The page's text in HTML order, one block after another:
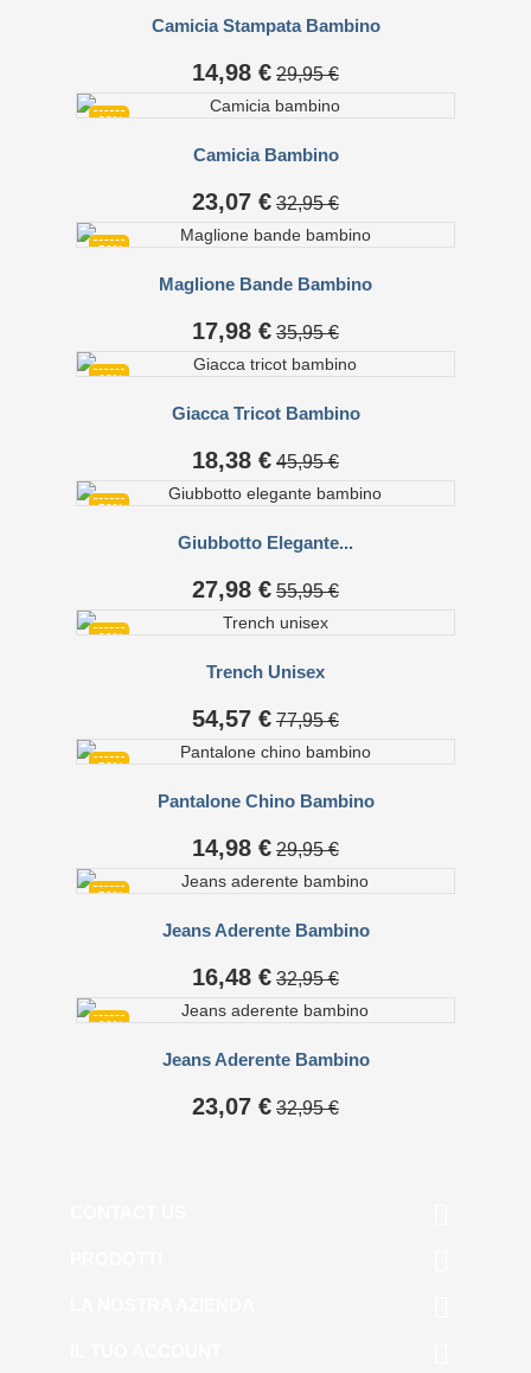
Camicia Stampata Bambino
Prezzo
14,98 € Prezzo
base
29,95 €
-30%
Camicia Bambino
Prezzo
23,07 € Prezzo
base
32,95 €
-50%
Maglione Bande Bambino
Prezzo
17,98 € Prezzo
base
35,95 €
-60%
Giacca Tricot Bambino
Prezzo
18,38 € Prezzo
base
45,95 €
-50%
Giubbotto Elegante...
Prezzo
27,98 € Prezzo
base
55,95 €
-30%
Trench Unisex
Prezzo
54,57 € Prezzo
base
77,95 €
-50%
Pantalone Chino Bambino
Prezzo
14,98 € Prezzo
base
29,95 €
-50%
Jeans Aderente Bambino
Prezzo
16,48 € Prezzo
base
32,95 €
-30%
Jeans Aderente Bambino
Prezzo
23,07 € Prezzo
base
32,95 €